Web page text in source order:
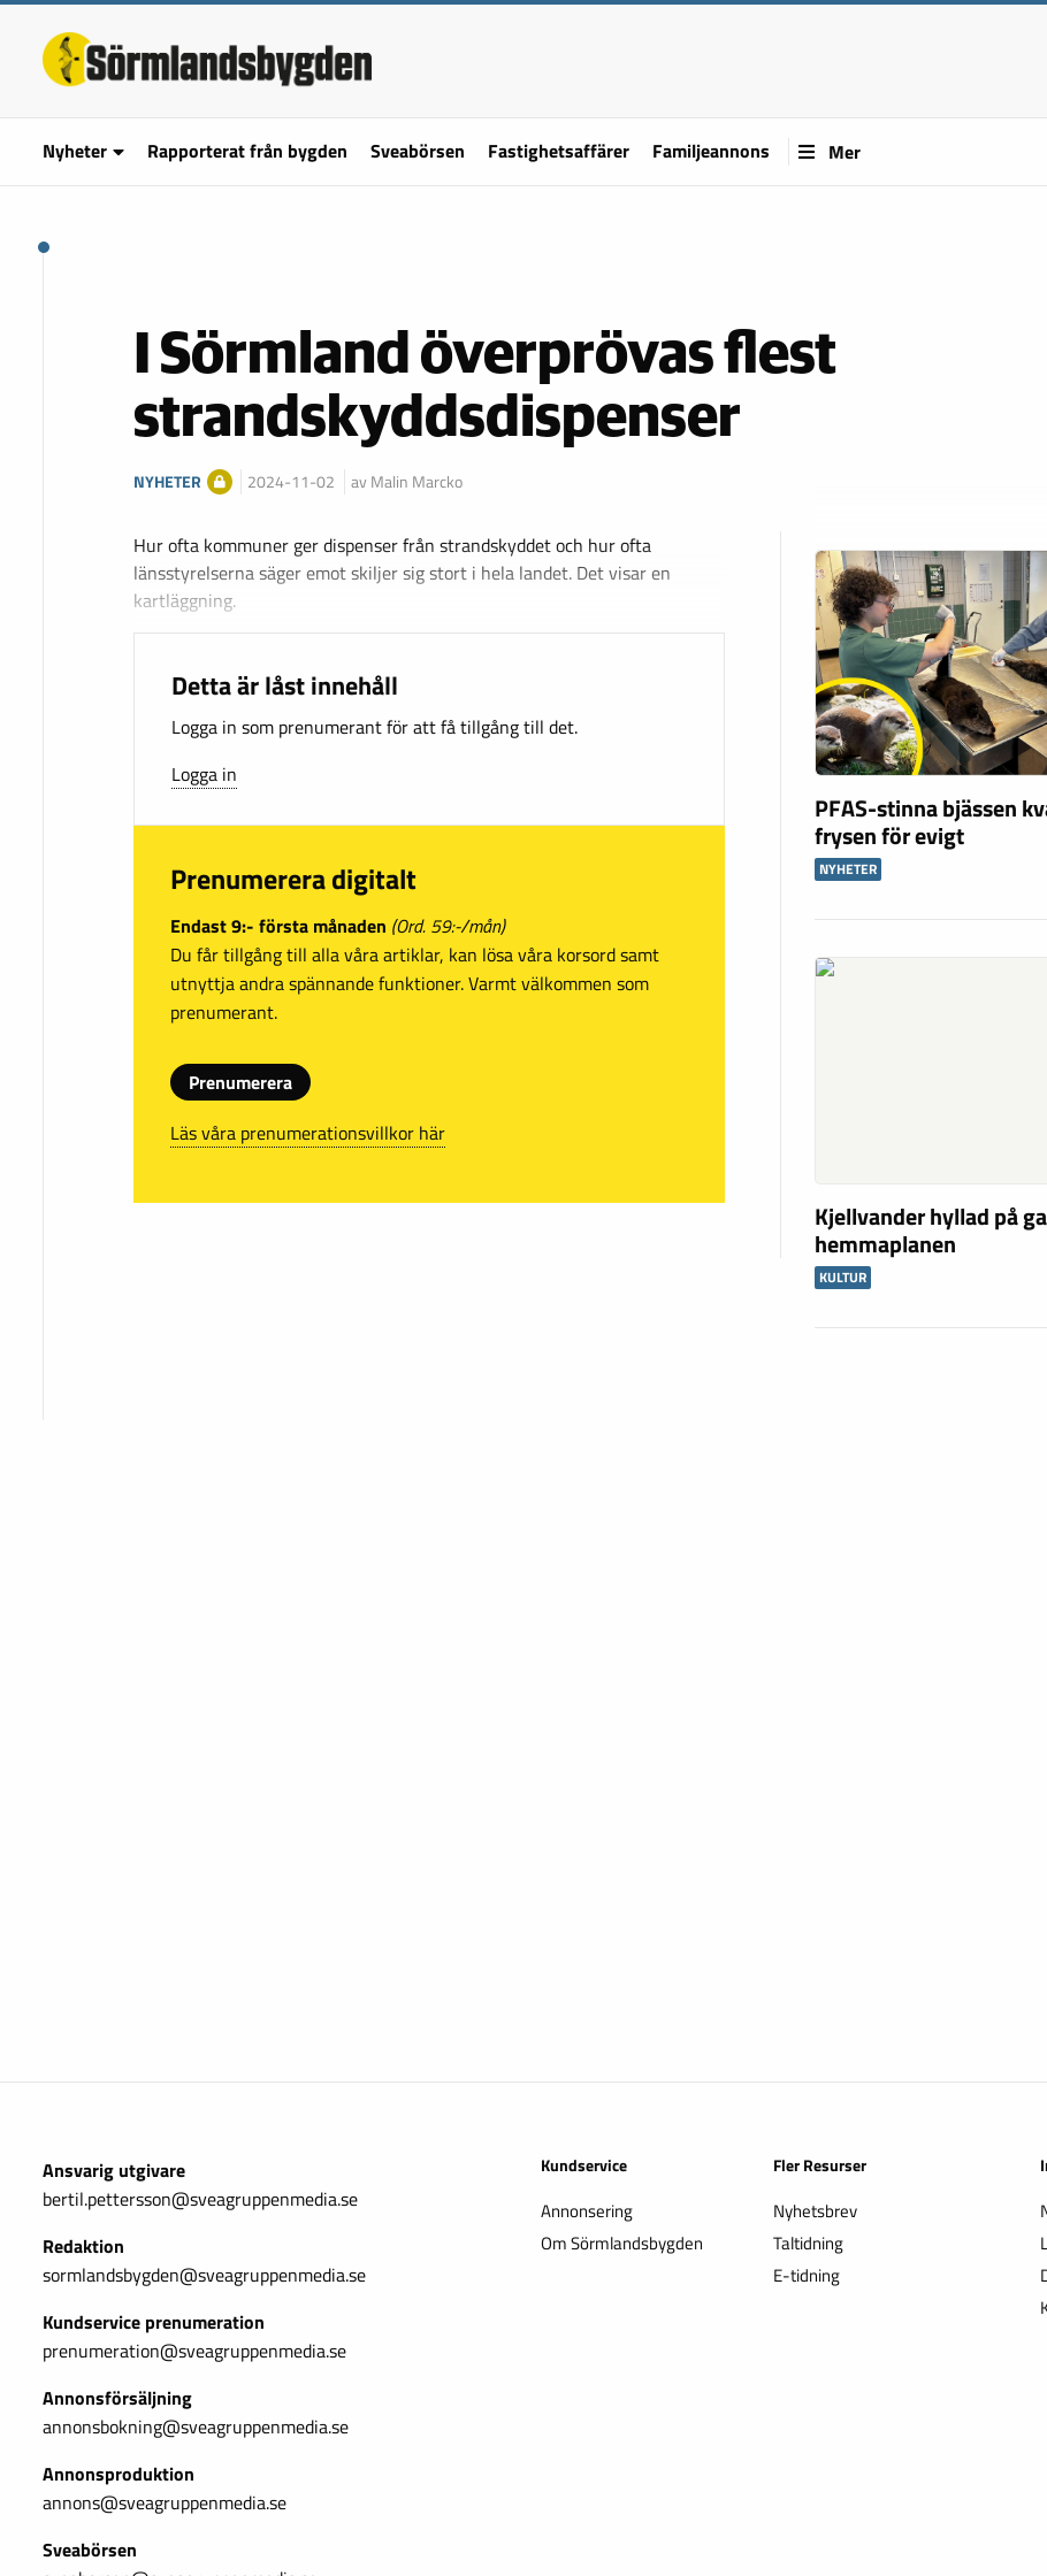
Nyheter Rapporterat från bygden Sveabörsen Fastighetsaffärer Familjeannons Mer
I Sörmland överprövas flest
strandskyddsdispenser
NYHETER 2024-11-02 av Malin Marcko
Hur ofta kommuner ger dispenser från strandskyddet och hur ofta
länsstyrelserna säger emot skiljer sig stort i hela landet. Det visar en
kartläggning.
Detta är låst innehåll
Logga in som prenumerant för att få tillgång till det.
Logga in
Prenumerera digitalt
Endast 9:- första månaden (Ord. 59:-/mån)
Du får tillgång till alla våra artiklar, kan lösa våra korsord samt
utnyttja andra spännande funktioner. Varmt välkommen som
prenumerant.
Prenumerera
Läs våra prenumerationsvillkor här
PFAS-stinna bjässen
frysen för evigt
NYHETER
Kjellvander hyllad på
hemmaplanen
KULTUR
Ansvarig utgivare
bertil.pettersson@sveagruppenmedia.se
Redaktion
sormlandsbygden@sveagruppenmedia.se
Kundservice prenumeration
prenumeration@sveagruppenmedia.se
Annonsförsäljning
annonsbokning@sveagruppenmedia.se
Annonsproduktion
annons@sveagruppenmedia.se
Sveabörsen
Kundservice
Annonsering
Om Sörmlandsbygden
Fler Resurser
Nyhetsbrev
Taltidning
E-tidning